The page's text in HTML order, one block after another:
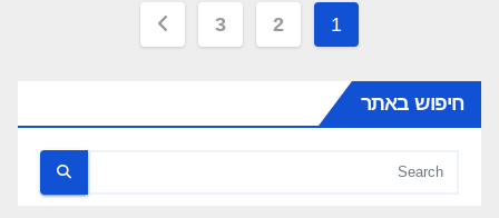
Posts
pagination
1
2
3
חיפוש באתר